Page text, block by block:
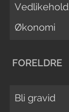
Vedlikehold
Økonomi
FORELDRE
Bli gravid